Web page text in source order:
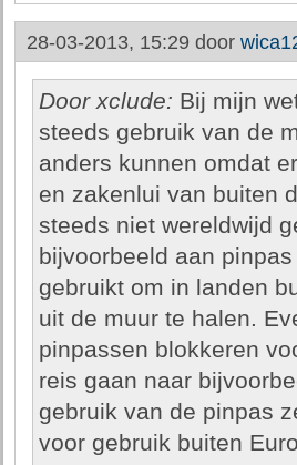
28-03-2013, 15:29 door
Door xclude: Bij mijn
steeds gebruik van de
anders kunnen omdat
en zakenlui van buiten
steeds niet wereldwijd
bijvoorbeeld aan
gebruikt om in landen
uit de muur te halen.
pinpassen blokkeren
reis gaan naar
gebruik van de pinpas
voor gebruik buiten